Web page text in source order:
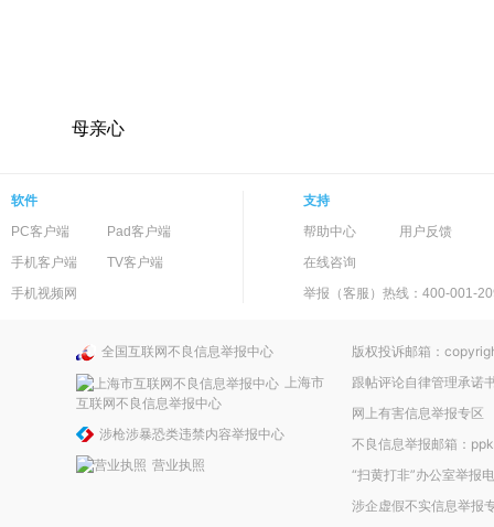
母亲心
软件
PC客户端
Pad客户端
手机客户端
TV客户端
手机视频网
支持
帮助中心
用户反馈
在线咨询
举报（客服）热线：400-001-
全国互联网不良信息举报中心
上海市
互联网不良信息举报中心
涉枪涉暴恐类违禁内容举报中心
营业执照
版权投诉邮箱：
跟帖评论自律管理承诺
网上有害信息举报专区
不良信息举报邮箱：
“扫黄打非”办公室举报
涉企虚假不实信息举报